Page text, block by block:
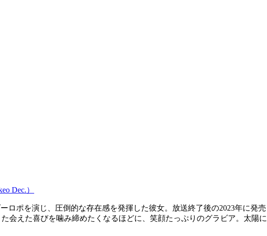
Dec.）
ロポを演じ、圧倒的な存在感を発揮した彼女。放送終了後の2023年に発売
会えた喜びを噛み締めたくなるほどに、笑顔たっぷりのグラビア。太陽に